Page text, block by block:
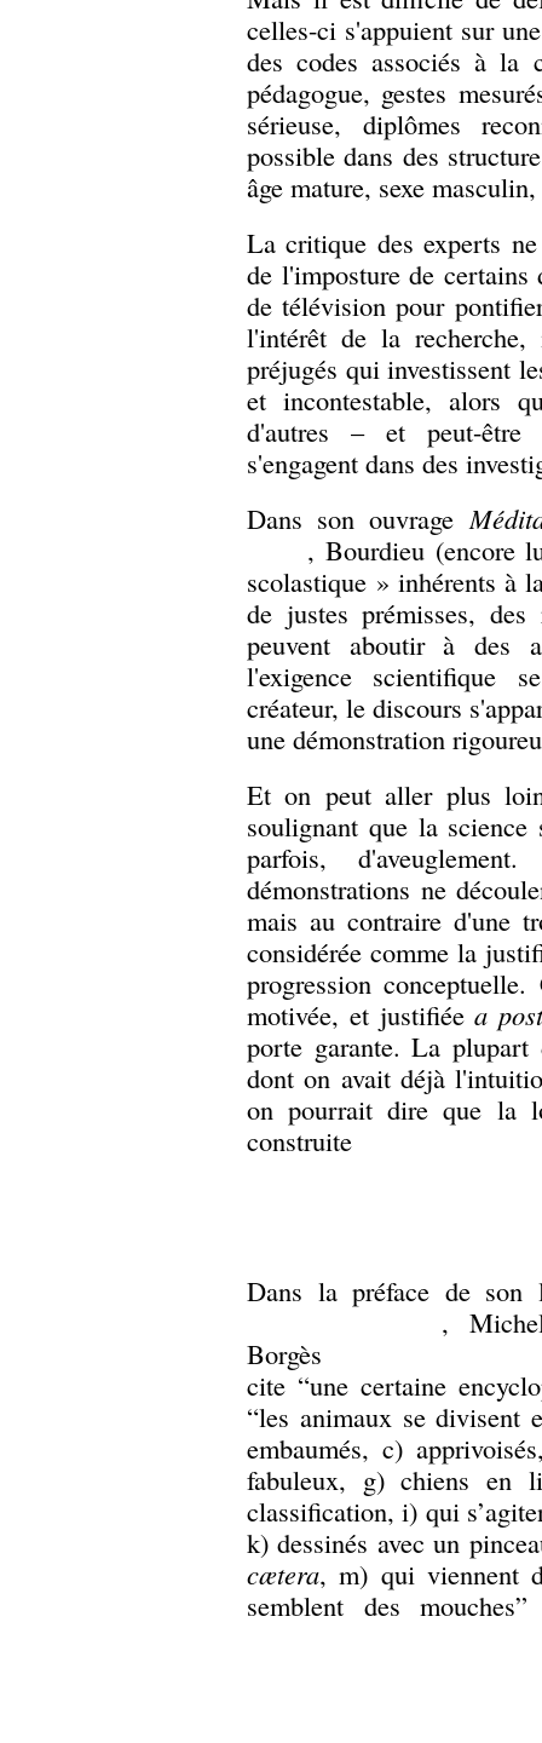
celles-ci s'appuient sur
des codes associés à la
pédagogue, gestes
sérieuse, diplômes
possible dans des
âge mature, sexe
La critique des experts
de l'imposture de
de télévision pour
l'intérêt de la
préjugés qui investissent
et incontestable, alors
d'autres – et peut-
s'engagent dans des
Dans son ouvrage
, Bourdieu (encore
scolastique » inhérents à
de justes prémisses, des
peuvent aboutir à des
l'exigence scientifique
créateur, le discours
une démonstration
Et on peut aller plus
soulignant que la science
parfois,
démonstrations ne
mais au contraire d'une
considérée comme la
progression
motivée, et justifiéea
porte garante. La
dont on avait déjà
on pourrait dire que la
construite
Dans la préface de
,
Borgès
cite “une certaine
“les animaux se divisent
embaumés, c)
fabuleux, g) chiens en
classification, i) qui
k) dessinés avec un
cætera, m) qui viennent
semblent des mouches”